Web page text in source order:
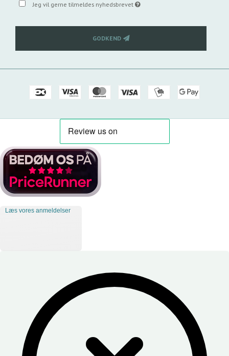
Jeg vil gerne tilmeldes nyhedsbrevet
GODKEND
Læs vores anmeldelser